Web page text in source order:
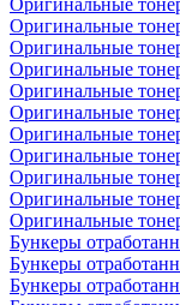
Оригинальные
Оригинальные
Оригинальные
Оригинальные
Оригинальные
Оригинальные
Оригинальные
Оригинальные
Оригинальные
Оригинальные
Оригинальные
Бункеры
Бункеры
Бункеры